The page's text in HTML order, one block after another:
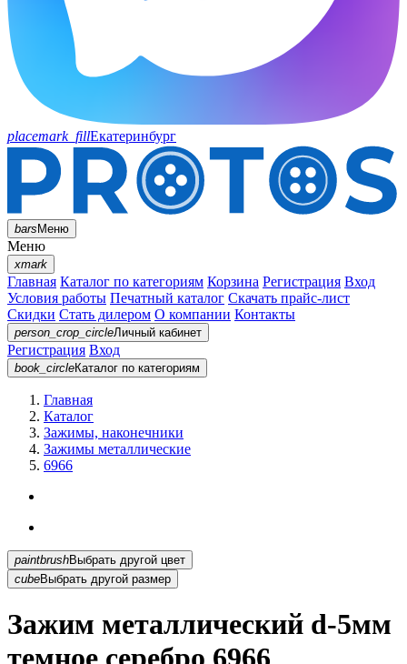
placemark_fillЕкатеринбург
barsМеню
Меню
xmark
Главная Каталог по категориям Корзина Регистрация Вход
Условия работы Печатный каталог Скачать прайс-лист
Скидки Стать дилером О компании Контакты
person_crop_circleЛичный кабинет
Регистрация Вход
book_circleКаталог по категориям
Главная
Каталог
Зажимы, наконечники
Зажимы металлические
6966
paintbrush
Выбрать другой цвет
cubeВыбрать другой размер
Зажим металлический d-5мм